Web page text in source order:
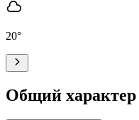
20°
Общий характер